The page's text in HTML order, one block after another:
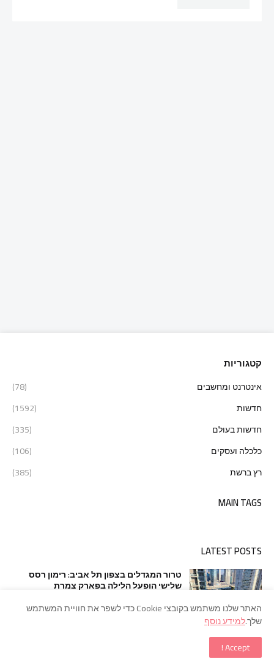
קטגוריות
אינטרנט ומחשבים
(78)
חדשות
(1592)
חדשות בעולם
(335)
כלכלה ועסקים
(106)
רץ ברשת
(385)
MAIN TAGS
LATEST POSTS
טרור המגדלים בצפון תל אביב: רימון רסס
שלישי הופעל הלילה בפארק צמרת
האתר שלנו משתמש בקובצי Cookie כדי לשפר את חוויית המשתמש
שלך.למידע נוסף
Accept !